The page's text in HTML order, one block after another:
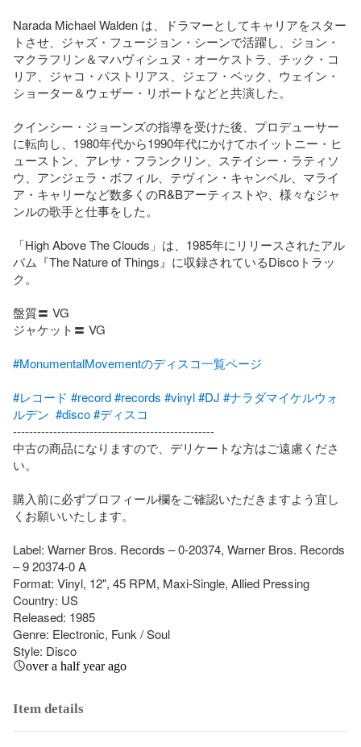
Narada Michael Walden は、ドラマーとしてキャリアをスター
トさせ、ジャズ・フュージョン・シーンで活躍し、ジョン・
マクラフリン＆マハヴィシュヌ・オーケストラ、チック・コ
リア、ジャコ・パストリアス、ジェフ・ベック、ウェイン・
ショーター＆ウェザー・リポートなどと共演した。
クインシー・ジョーンズの指導を受けた後、プロデューサー
に転向し、1980年代から1990年代にかけてホイットニー・ヒ
ューストン、アレサ・フランクリン、ステイシー・ラティソ
ウ、アンジェラ・ボフィル、テヴィン・キャンベル、マライ
ア・キャリーなど数多くのR&Bアーティストや、様々なジャ
ンルの歌手と仕事をした。
「High Above The Clouds」は、1985年にリリースされたアル
バム『The Nature of Things』に収録されているDiscoトラッ
ク。
盤質〓 VG
ジャケット〓 VG
#MonumentalMovementのディスコ一覧ページ
#レコード #record#records #vinyl#DJ #ナラダマイケルウォ
ルデン #disco#ディスコ
--------------------------------------------------
中古の商品になりますので、デリケートな方はご遠慮くださ
い。
購入前に必ずプロフィール欄をご確認いただきますよう宜し
くお願いいたします。
Label: Warner Bros. Records – 0-20374, Warner Bros. Records
– 9 20374-0 A
Format: Vinyl, 12", 45 RPM, Maxi-Single, Allied Pressing
Country: US
Released: 1985
Genre: Electronic, Funk / Soul
Style: Disco
over a half year ago
Item details